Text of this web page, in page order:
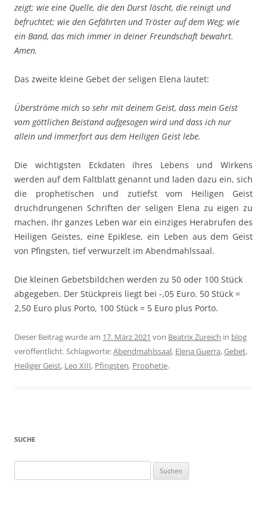
zeigt; wie eine Quelle, die den Durst löscht, die reinigt und
befruchtet; wie den Gefährten und Tröster auf dem Weg; wie
ein Band, das mich immer in deiner Freundschaft bewahrt.
Amen.
Das zweite kleine Gebet der seligen Elena lautet:
Überströme mich so sehr mit deinem Geist, dass mein Geist
vom göttlichen Beistand aufgesogen wird und dass ich nur
allein und immerfort aus dem Heiligen Geist lebe.
Die wichtigsten Eckdaten ihres Lebens und Wirkens
werden auf dem Faltblatt genannt und laden dazu ein, sich
die prophetischen und zutiefst vom Heiligen Geist
druchdrungenen Schriften der seligen Elena zu eigen zu
machen. Ihr ganzes Leben war ein einziges Herabrufen des
Heiligen Geistes, eine Epiklese, ein Leben aus dem Geist
von Pfingsten, tief verwurzelt im Abendmahlssaal.
Die kleinen Gebetsbildchen werden zu 50 oder 100 Stück
abgegeben. Der Stückpreis liegt bei -,05 Euro. 50 Stück =
2,50 Euro plus Porto, 100 Stück = 5 Euro plus Porto.
Dieser Beitrag wurde am 17. März 2021 von Beatrix Zureich in blog
veröffentlicht. Schlagworte:Abendmahlssaal, Elena Guerra,Gebet,
Heiliger Geist, Leo XIII, Pfingsten, Prophetie.
SUCHE
nach: